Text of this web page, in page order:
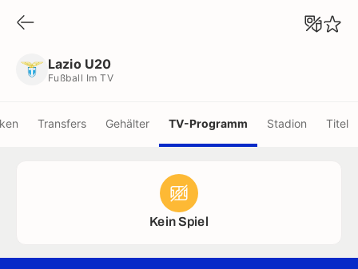
Lazio U20
Fußball Im TV
Transfers Gehälter TV-Programm Stadion Titel
Kein Spiel